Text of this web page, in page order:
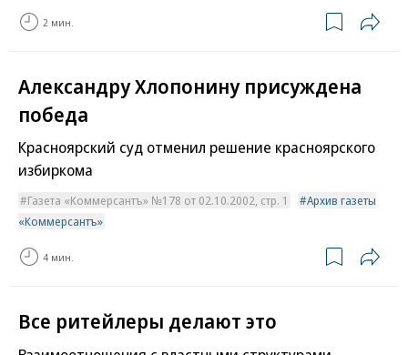
2 мин.
Александру Хлопонину присуждена
победа
Красноярский суд отменил решение красноярского
избиркома
Газета «Коммерсантъ» №178 от 02.10.2002, стр. 1
Архив газеты
«Коммерсантъ»
4 мин.
Все ритейлеры делают это